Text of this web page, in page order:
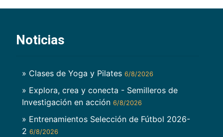
Noticias
» Clases de Yoga y Pilates 6/8/2026
» Explora, crea y conecta - Semilleros de
Investigación en acción 6/8/2026
» Entrenamientos Selección de Fútbol 2026-
2 6/8/2026